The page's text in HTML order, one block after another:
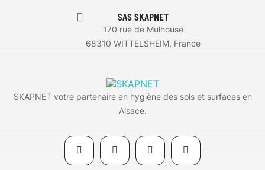
SAS SKAPNET
170 rue de Mulhouse
68310 WITTELSHEIM, France
SKAPNET votre partenaire en hygiène des sols et surfaces en
Alsace.